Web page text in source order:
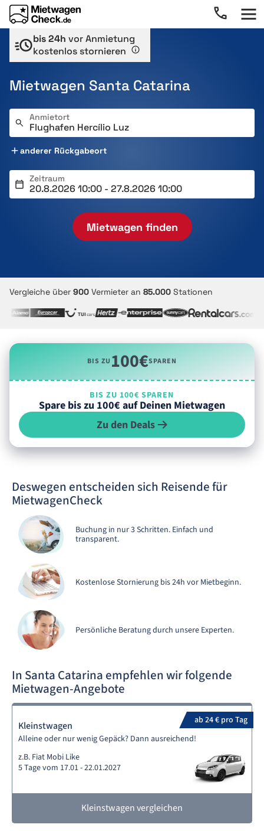
bis 24h vor Anmietung
kostenlos stornieren
Mietwagen Santa Catarina
Anmietort
anderer Rückgabeort
Zeitraum
Mietwagen finden
Vergleiche über 900 Vermieter an 85.000 Stationen
BIS ZU100€SPAREN
BIS ZU 100€ SPAREN
Spare bis zu 100€ auf Deinen Mietwagen
Zu den Deals
Deswegen entscheiden sich Reisende für
MietwagenCheck
Buchung in nur 3 Schritten. Einfach und
transparent.
Kostenlose Stornierung bis 24h vor Mietbeginn.
Persönliche Beratung durch unsere Experten.
In Santa Catarina empfehlen wir folgende
Mietwagen-Angebote
ab 24 € pro Tag
Kleinstwagen
Alleine oder nur wenig Gepäck? Dann ausreichend!
z.B. Fiat Mobi Like
5 Tage vom 17.01 - 22.01.2027
Kleinstwagen vergleichen